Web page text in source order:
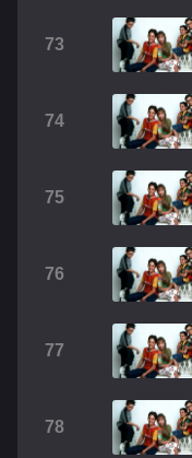
73
74
75
76
77
78